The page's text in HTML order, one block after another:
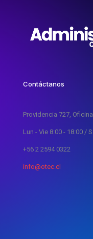
Contáctanos
Providencia 727,
Lun - Vie 8:00 - 18:00 /
+56 2 2594 0322
info@otec.cl